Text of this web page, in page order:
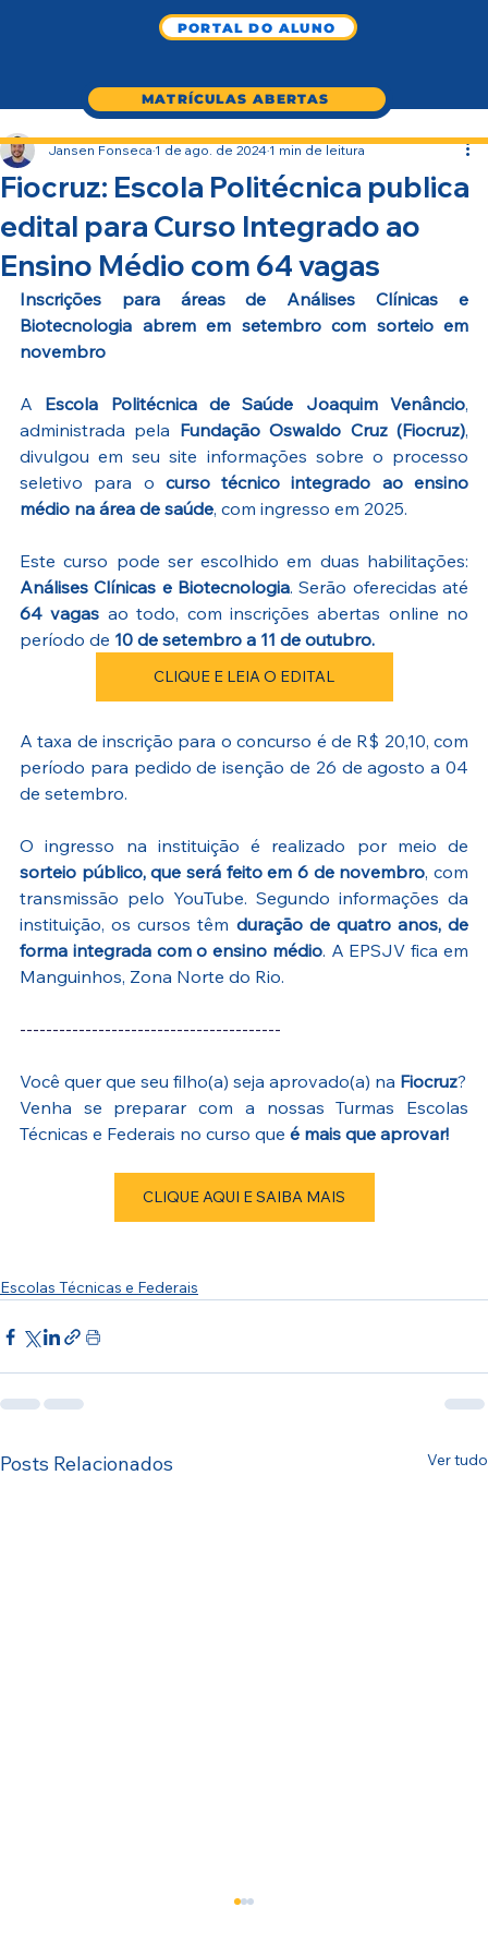
MATRÍCULAS ABERTAS
PORTAL DO ALUNO
Fiocruz: Escola Politécnica publica
edital para Curso Integrado ao
Ensino Médio com 64 vagas
Jansen Fonseca 1 de ago. de 2024 1 min de leitura
Inscrições para áreas de Análises Clínicas e
Biotecnologia abrem em setembro com sorteio em
novembro
A Escola Politécnica de Saúde Joaquim Venâncio,
administrada pela Fundação Oswaldo Cruz (Fiocruz),
divulgou em seu site informações sobre o processo
seletivo para o curso técnico integrado ao ensino
médio na área de saúde, com ingresso em 2025.
Análises Clínicas e Biotecnologia
64 vagas ao todo, com inscrições abertas online no
período de 10 de setembro a 11 de outubro.
CLIQUE E LEIA O EDITAL
A taxa de inscrição para o concurso é de R$ 20,10, com
período para pedido de isenção de 26 de agosto a 04
de setembro.
sorteio público, que será feito em 6 de novembro, com
transmissão pelo YouTube. Segundo informações da
instituição, os cursos têm duração de quatro anos, de
forma integrada com o ensino médio. A EPSJV fica em
Manguinhos, Zona Norte do Rio.
----------------------------------------
Você quer que seu filho(a) seja aprovado(a) na Fiocruz?
Venha se preparar com a nossas Turmas Escolas
Técnicas e Federais no curso que é mais que aprovar!
CLIQUE AQUI E SAIBA MAIS
Escolas Técnicas e Federais
Posts Relacionados Ver tudo